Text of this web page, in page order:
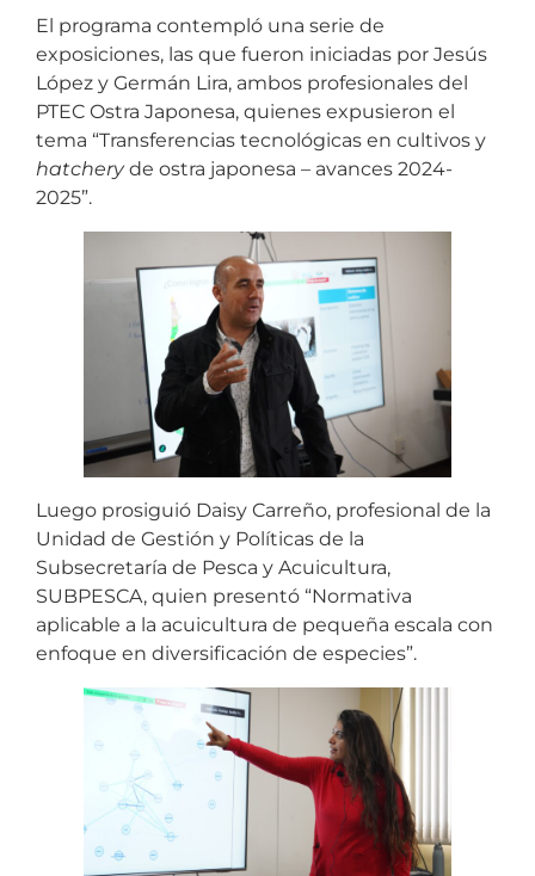
El programa contempló una serie de
exposiciones, las que fueron iniciadas por Jesús
López y Germán Lira, ambos profesionales del
PTEC Ostra Japonesa, quienes expusieron el
tema “Transferencias tecnológicas en cultivos y
hatcheryde ostra japonesa – avances 2024-
2025”.
Luego prosiguió Daisy Carreño, profesional de la
Unidad de Gestión y Políticas de la
Subsecretaría de Pesca y Acuicultura,
SUBPESCA, quien presentó “Normativa
aplicable a la acuicultura de pequeña escala con
enfoque en diversificación de especies”.